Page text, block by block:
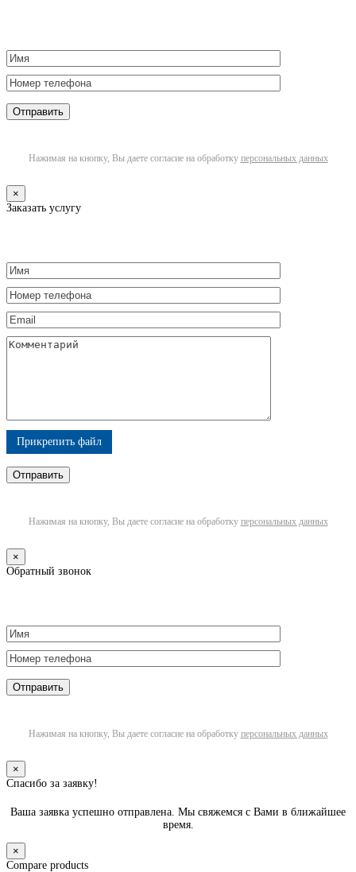
Нажимая на кнопку, Вы даете согласие на обработку персональных данных
×
Заказать услугу
Прикрепить файл
Нажимая на кнопку, Вы даете согласие на обработку персональных данных
×
Обратный звонок
Нажимая на кнопку, Вы даете согласие на обработку персональных данных
×
Спасибо за заявку!
Ваша заявка успешно отправлена. Мы свяжемся с Вами в ближайшее
время.
×
Compare products